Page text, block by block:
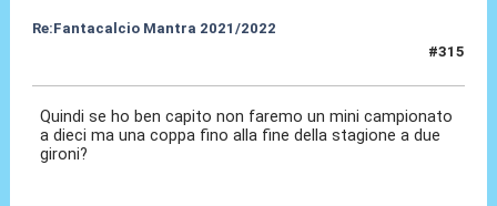
Re:Fantacalcio Mantra 2021/2022
#315
Quindi se ho ben capito non faremo un mini campionato
a dieci ma una coppa fino alla fine della stagione a due
gironi?